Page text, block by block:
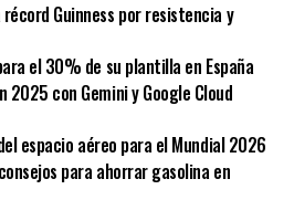
récord Guinness por resistencia y
el 30% de su plantilla en España
2025 con Gemini y Google Cloud
espacio aéreo para el Mundial 2026
para ahorrar gasolina en